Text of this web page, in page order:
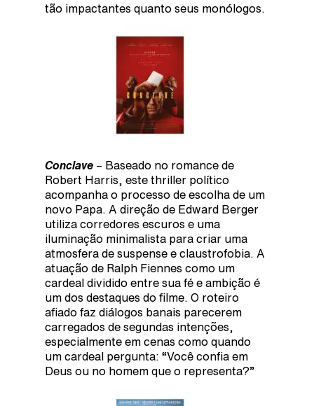
tão impactantes quanto seus monólogos.
Conclave – Baseado no romance de
Robert Harris, este thriller político
acompanha o processo de escolha de um
novo Papa. A direção de Edward Berger
utiliza corredores escuros e uma
iluminação minimalista para criar uma
atmosfera de suspense e claustrofobia. A
atuação de Ralph Fiennes como um
cardeal dividido entre sua fé e ambição é
um dos destaques do filme. O roteiro
afiado faz diálogos banais parecerem
carregados de segundas intenções,
especialmente em cenas como quando
um cardeal pergunta: “Você confia em
Deus ou no homem que o representa?”